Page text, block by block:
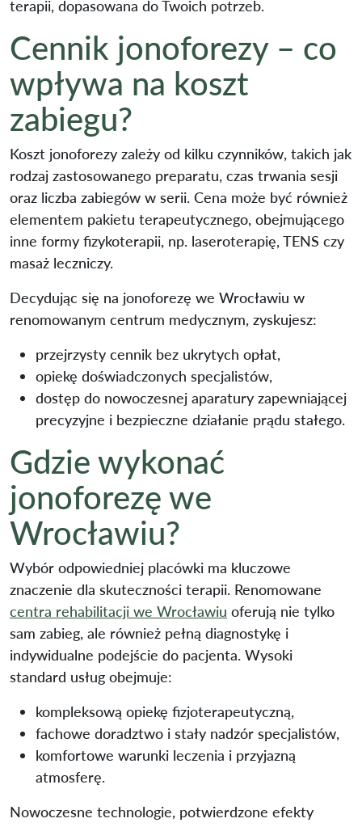
terapii, dopasowana do Twoich potrzeb.
Cennik jonoforezy – co
wpływa na koszt
zabiegu?
Koszt jonoforezy zależy od kilku czynników, takich jak
rodzaj zastosowanego preparatu, czas trwania sesji
oraz liczba zabiegów w serii. Cena może być również
elementem pakietu terapeutycznego, obejmującego
inne formy fizykoterapii, np. laseroterapię, TENS czy
masaż leczniczy.
Decydując się na jonoforezę we Wrocławiu w
renomowanym centrum medycznym, zyskujesz:
przejrzysty cennik bez ukrytych opłat,
opiekę doświadczonych specjalistów,
dostęp do nowoczesnej aparatury zapewniającej
precyzyjne i bezpieczne działanie prądu stałego.
Gdzie wykonać
jonoforezę we
Wrocławiu?
Wybór odpowiedniej placówki ma kluczowe
znaczenie dla skuteczności terapii. Renomowane
centra rehabilitacji we Wrocławiu oferują nie tylko
sam zabieg, ale również pełną diagnostykę i
indywidualne podejście do pacjenta. Wysoki
standard usług obejmuje:
kompleksową opiekę fizjoterapeutyczną,
fachowe doradztwo i stały nadzór specjalistów,
komfortowe warunki leczenia i przyjazną
atmosferę.
Nowoczesne technologie, potwierdzone efekty